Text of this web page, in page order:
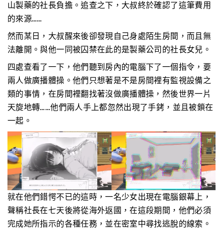
山製藥的社長負擔。追查之下，大叔終於確認了這筆費用
的來源……
然而某日，大叔醒來後卻發現自己身處陌生房間，而且無
法離開。與他一同被囚禁在此的是製藥公司的社長女兒。
四處查看了一下，他們聽到房內的電腦下了一個指令，要
兩人做廣播體操。他們只想著是不是房間裡有監視設備之
類的事情，在房間裡翻找著沒做廣播體操，然後世界一片
天旋地轉……他們兩人手上都忽然出現了手銬，並且被鎖在
一起。
就在他們錯愕不已的這時，一名少女出現在電腦銀幕上，
聲稱社長在七天後將從海外返國，在這段期間，他們必須
完成她所指示的各種任務，並在密室中尋找逃脫的線索。